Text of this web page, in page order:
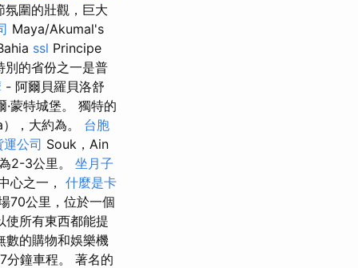
氛圍的壯觀，巨大
Maya/Akumal's
ssl Principe
的省份之一是普
- 阿爾貝羅貝洛舒
蒙特城堡。 獨特的
，大約為。 台胞
運公司 Souk，Ain
2-3公里。 坐月子
心之一， 什麼是卡
70公里，位於一個
所有東西都能提
數的購物和娛樂機
分鐘車程。 著名的